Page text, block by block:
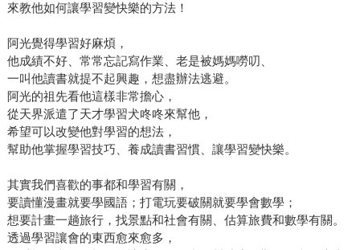
來教他如何讓學習變快樂的方法！
阿光覺得學習好麻煩，
他成績不好、常常忘記寫作業、老是被媽媽嘮叨、
一叫他讀書就提不起興趣，想盡辦法逃避。
阿光的祖先看他這樣非常擔心，
從天界派遣了天才學習犬咚咚來幫他，
希望可以改變他對學習的想法，
幫助他掌握學習技巧、養成讀書習慣、讓學習變快樂。
其實我們喜歡的事都和學習有關，
要讀懂漫畫就要學國語；打電玩要破關就要學會數學；
想要計畫一趟旅行，找景點和社會有關、估算旅費和數學有關。
透過學習讓會的東西愈來愈多，